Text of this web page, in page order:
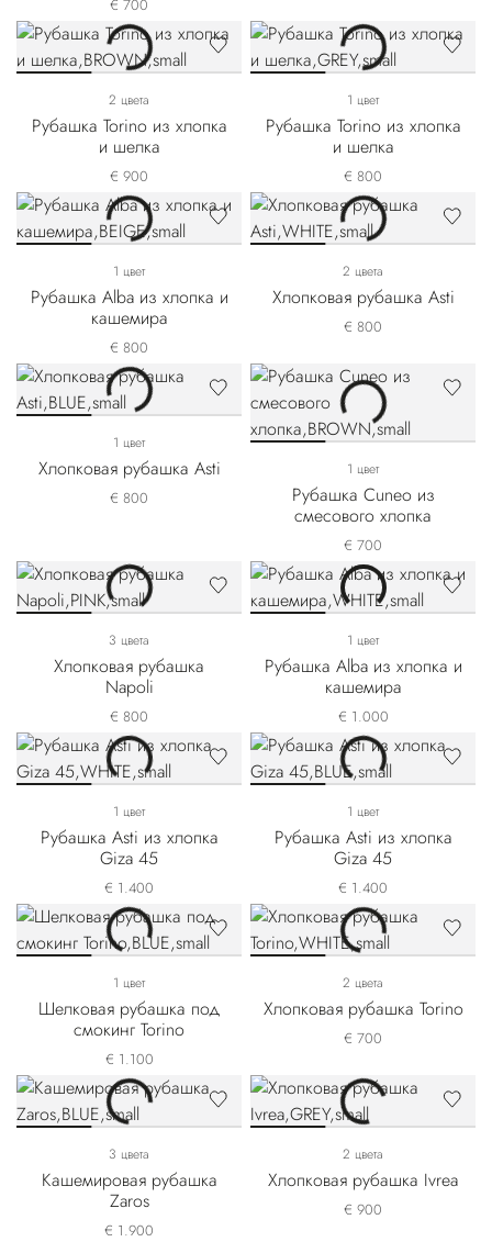
€ 700
2 цвета
Рубашка Torino из хлопка
и шелка
€ 900
1 цвет
Рубашка Torino из хлопка
и шелка
€ 800
1 цвет
Рубашка Alba из хлопка и
кашемира
€ 800
2 цвета
Хлопковая рубашка Asti
€ 800
1 цвет
Хлопковая рубашка Asti
€ 800
1 цвет
Рубашка Cuneo из
смесового хлопка
€ 700
3 цвета
Хлопковая рубашка
Napoli
€ 800
1 цвет
Рубашка Alba из хлопка и
кашемира
€ 1.000
1 цвет
Рубашка Asti из хлопка
Giza 45
€ 1.400
1 цвет
Рубашка Asti из хлопка
Giza 45
€ 1.400
1 цвет
Шелковая рубашка под
смокинг Torino
€ 1.100
2 цвета
Хлопковая рубашка Torino
€ 700
3 цвета
Кашемировая рубашка
Zaros
€ 1.900
2 цвета
Хлопковая рубашка Ivrea
€ 900